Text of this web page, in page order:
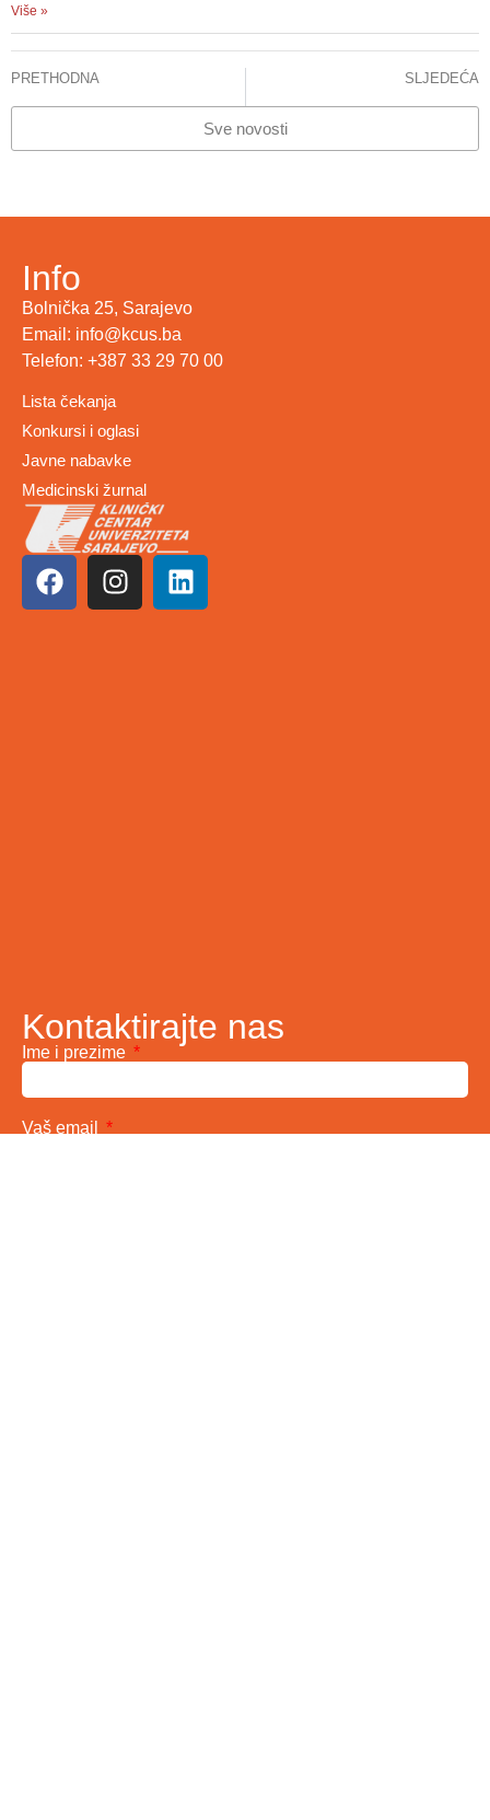
Više »
PRETHODNA SLJEDEĆA
Sve novosti
Info
Bolnička 25, Sarajevo
Email: info@kcus.ba
Telefon: +387 33 29 70 00
Lista čekanja
Konkursi i oglasi
Javne nabavke
Medicinski žurnal
Kontaktirajte nas
Ime i prezime
Vaš email